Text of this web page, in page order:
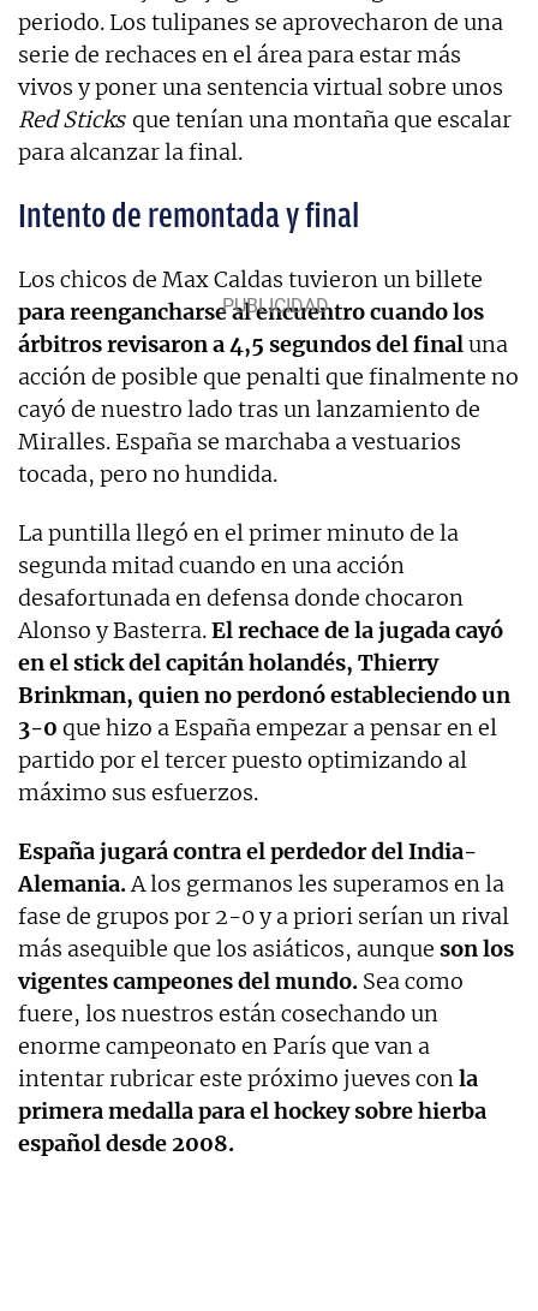
periodo. Los tulipanes se aprovecharon de una
serie de rechaces en el área para estar más
vivos y poner una sentencia virtual sobre unos
Red Sticks que tenían una montaña que escalar
para alcanzar la final.
Intento de remontada y final
Los chicos de Max Caldas tuvieron un billete
para reengancharse al encuentro cuando los
árbitros revisaron a 4,5 segundos del finaluna
acción de posible que penalti que finalmente no
cayó de nuestro lado tras un lanzamiento de
Miralles. España se marchaba a vestuarios
tocada, pero no hundida.
La puntilla llegó en el primer minuto de la
segunda mitad cuando en una acción
desafortunada en defensa donde chocaron
Alonso y Basterra.El rechace de la jugada cayó
en el stick del capitán holandés, Thierry
Brinkman, quien no perdonó estableciendo un
3-0 que hizo a España empezar a pensar en el
partido por el tercer puesto optimizando al
máximo sus esfuerzos.
España jugará contra el perdedor del India-
Alemania.A los germanos les superamos en la
fase de grupos por 2-0 y a priori serían un rival
más asequible que los asiáticos, aunque son los
vigentes campeones del mundo. Sea como
fuere, los nuestros están cosechando un
enorme campeonato en París que van a
intentar rubricar este próximo jueves conla
primera medalla para el hockey sobre hierba
español desde 2008.